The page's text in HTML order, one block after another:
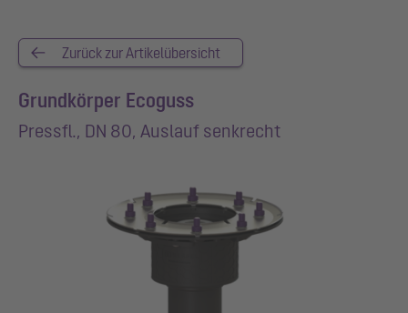
Zurück zur Artikelübersicht
Grundkörper Ecoguss
Pressfl., DN 80, Auslauf senkrecht